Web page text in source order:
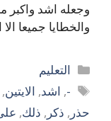
وجعله اشد واكبر
والخطايا جميعا
التصنيفات
التعليم
الوسوم-
, اشد, الايتين,
حذر , ذكر , ذلك,